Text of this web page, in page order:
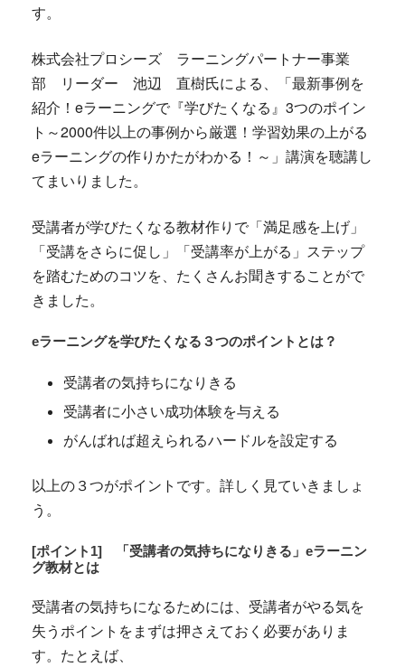
す。
株式会社プロシーズ ラーニングパートナー事業
部 リーダー 池辺 直樹氏による、「最新事例を
紹介！eラーニングで『学びたくなる』3つのポイン
ト～2000件以上の事例から厳選！学習効果の上がる
eラーニングの作りかたがわかる！～」講演を聴講し
てまいりました。
受講者が学びたくなる教材作りで「満足感を上げ」
「受講をさらに促し」「受講率が上がる」ステップ
を踏むためのコツを、たくさんお聞きすることがで
きました。
eラーニングを学びたくなる３つのポイントとは？
受講者の気持ちになりきる
受講者に小さい成功体験を与える
がんばれば超えられるハードルを設定する
以上の３つがポイントです。詳しく見ていきましょ
う。
[ポイント1]
「受講者の気持ちになりきる」eラーニン
グ教材とは
受講者の気持ちになるためには、受講者がやる気を
失うポイントをまずは押さえておく必要がありま
す。たとえば、